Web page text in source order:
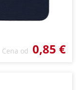
Cena od 0,85 €